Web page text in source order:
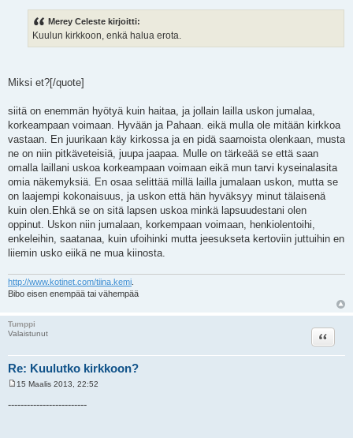
Merey Celeste kirjoitti:
Kuulun kirkkoon, enkä halua erota.
Miksi et?[/quote]
siitä on enemmän hyötyä kuin haitaa, ja jollain lailla uskon jumalaa,
korkeampaan voimaan. Hyvään ja Pahaan. eikä mulla ole mitään kirkkoa
vastaan. En juurikaan käy kirkossa ja en pidä saarnoista olenkaan, musta
ne on niin pitkäveteisiä, juupa jaapaa. Mulle on tärkeää se että saan
omalla laillani uskoa korkeampaan voimaan eikä mun tarvi kyseinalasita
omia näkemyksiä. En osaa selittää millä lailla jumalaan uskon, mutta se
on laajempi kokonaisuus, ja uskon että hän hyväksyy minut tälaisenä
kuin olen.Ehkä se on sitä lapsen uskoa minkä lapsuudestani olen
oppinut. Uskon niin jumalaan, korkempaan voimaan, henkiolentoihi,
enkeleihin, saatanaa, kuin ufoihinki mutta jeesukseta kertoviin juttuihin en
liiemin usko eiikä ne mua kiinosta.
http://www.kotinet.com/tiina.kemi
Bibo eisen enempää tai vähempää
Tumppi
Valaistunut
Re: Kuulutko kirkkoon?
Lainaa
15 Maalis 2013, 22:52
-------------------------